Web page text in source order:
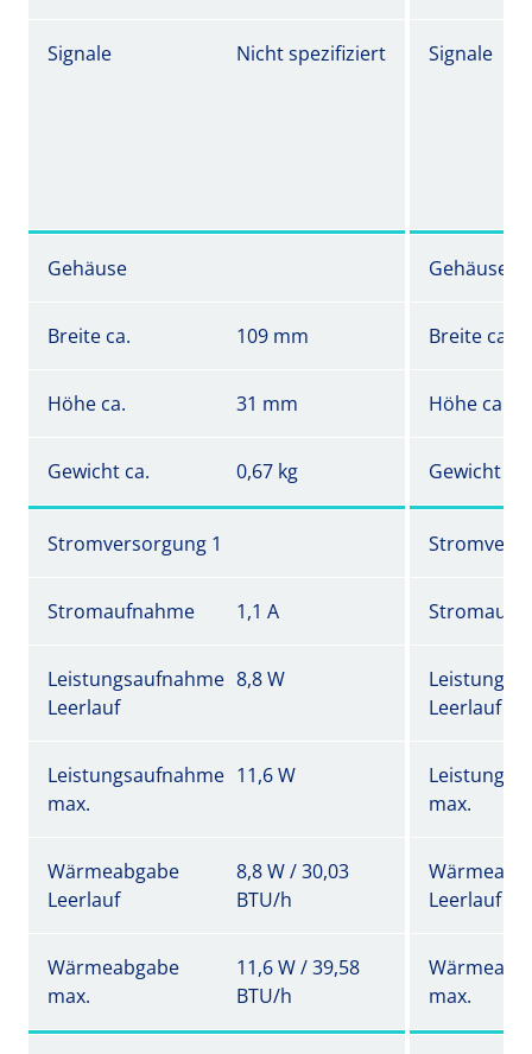
Signale Nicht spezifiziert Signale
Gehäuse Gehäuse
Breite ca. 109 mm Breite ca.
Höhe ca. 31 mm Höhe ca.
Gewicht ca. 0,67 kg Gewicht ca.
Stromversorgung 1
Stromaufnahme 1,1 A
Leistungsaufnahme
Leerlauf
8,8 W
Leerlauf
Leistungsaufnahme
max.
11,6 W
max.
Wärmeabgabe
Leerlauf
8,8 W / 30,03
BTU/h
Leerlauf
Wärmeabgabe
max.
11,6 W / 39,58
BTU/h
max.